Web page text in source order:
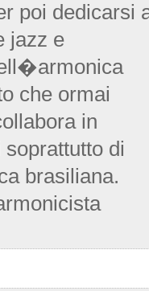
poi dedicarsi
jazz e
che ormai
in
di
brasiliana.